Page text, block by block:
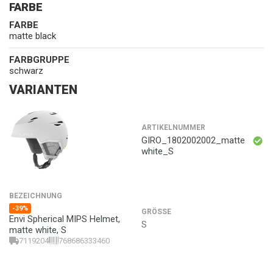
FARBE
FARBE
matte black
FARBGRUPPE
schwarz
VARIANTEN
ARTIKELNUMMER
GIRO_1802002002_matte
white_S
BEZEICHNUNG
-39%
Envi Spherical MIPS Helmet,
matte white, S
7119204 768686333460
GRÖSSE
S